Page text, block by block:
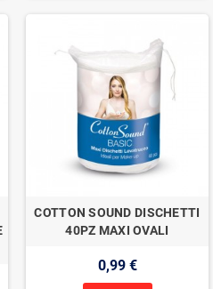
COTTON SOUND DISCHETTI
40PZ MAXI OVALI
0,99 €